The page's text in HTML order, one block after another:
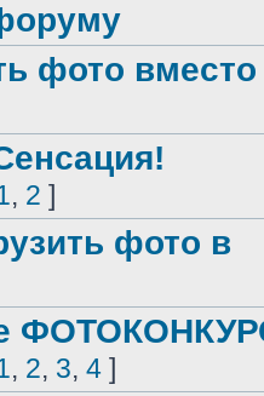
фото вместо
, 2 ]
фото в
, 2, 3, 4 ]